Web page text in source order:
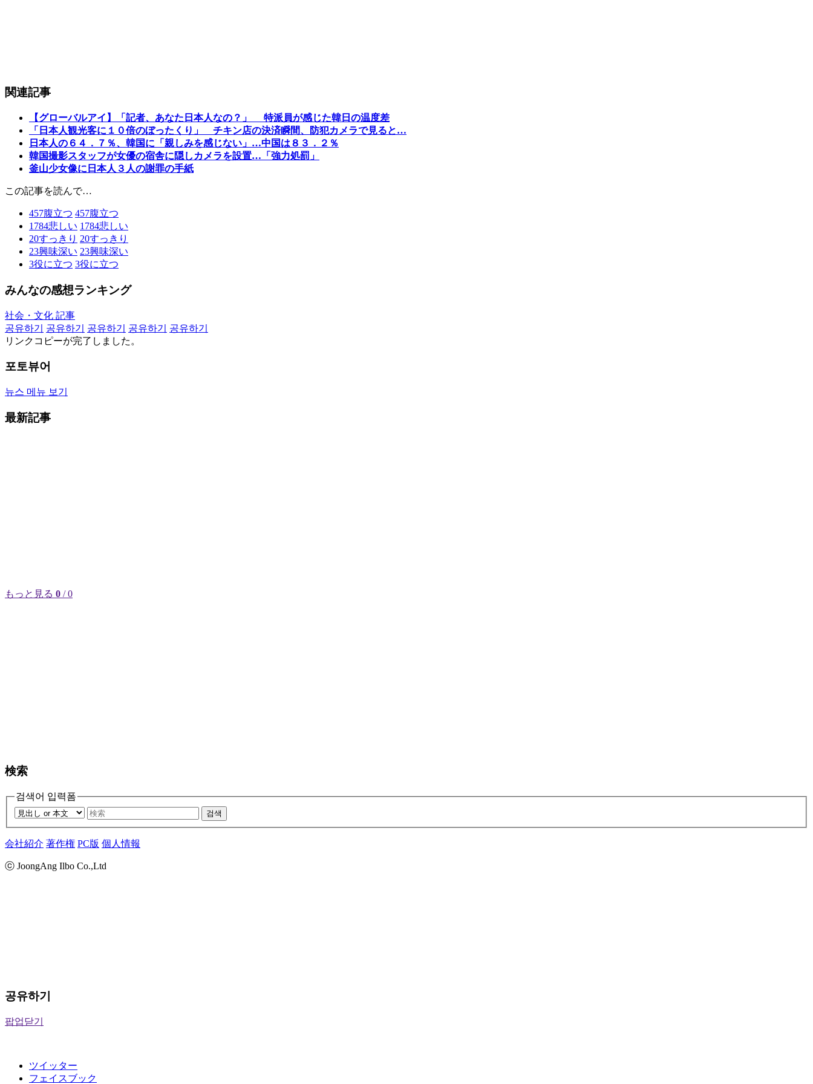
関連記事
【グローバルアイ】「記者、あなた日本人なの？」 特派員が感じた韓日の温度差
「日本人観光客に１０倍のぼったくり」 チキン店の決済瞬間、防犯カメラで見ると…
日本人の６４．７％、韓国に「親しみを感じない」…中国は８３．２％
韓国撮影スタッフが女優の宿舎に隠しカメラを設置…「強力処罰」
釜山少女像に日本人３人の謝罪の手紙
この記事を読んで…
457腹立つ 457腹立つ
1784悲しい 1784悲しい
20すっきり 20すっきり
23興味深い 23興味深い
3役に立つ 3役に立つ
みんなの感想ランキング
社会・文化 記事
공유하기
공유하기 공유하기 공유하기
공유하기
リンクコピーが完了しました。
포토뷰어
뉴스 메뉴 보기
最新記事
もっと見る 0 / 0
検索
검색어 입력폼
검색
会社紹介 著作権 PC版 個人情報
ⓒ JoongAng Ilbo Co.,Ltd
공유하기
팝업닫기
ツイッター
フェイスブック